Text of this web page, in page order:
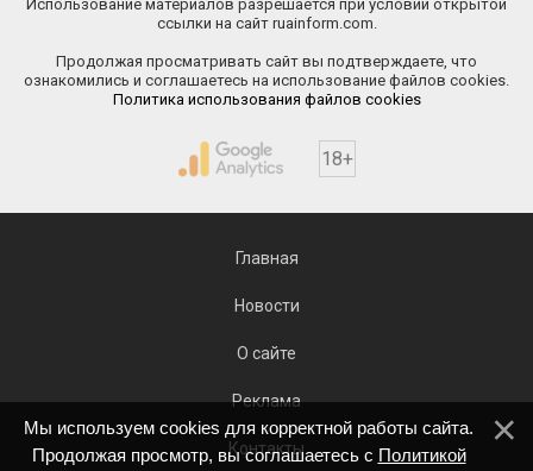
Использование материалов разрешается при условии открытой
ссылки на сайт ruainform.com.
Продолжая просматривать сайт вы подтверждаете, что
ознакомились и соглашаетесь на использование файлов cookies.
Политика использования файлов cookies
18+
Главная
Новости
О сайте
Реклама
Контакты
Мы используем cookies для корректной работы сайта.
Продолжая просмотр, вы соглашаетесь с Политикой